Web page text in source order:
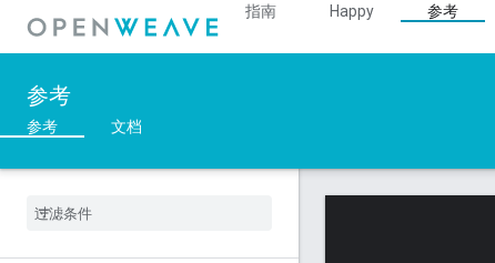
指南 Happy 参考
参考
参考 文档